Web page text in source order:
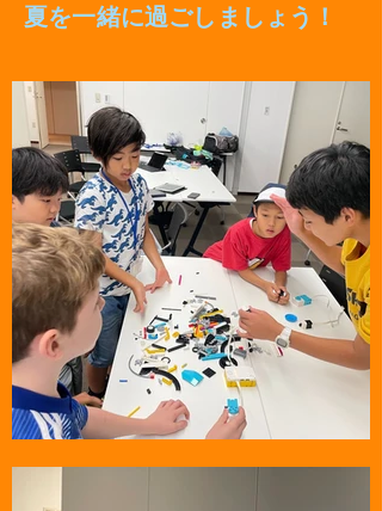
夏を一緒に過ごしましょう！